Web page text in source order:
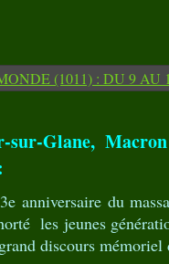
Glane,
anniversaire du
les jeunes
discours mémoriel